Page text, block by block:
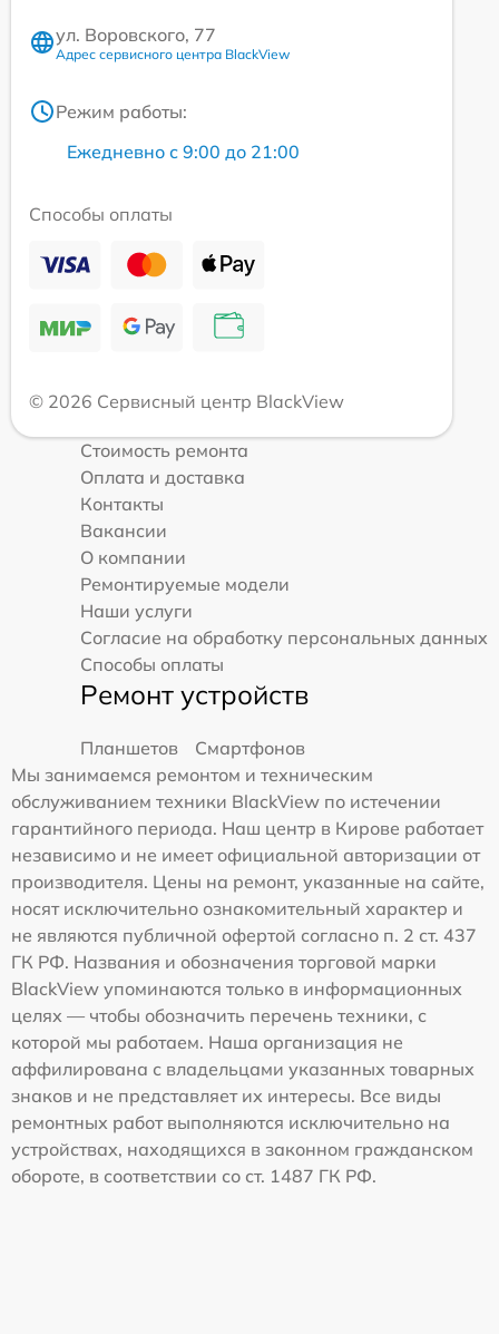
ул. Воровского, 77
Адрес сервисного центра BlackView
Режим работы:
Ежедневно с 9:00 до 21:00
Способы оплаты
© 2026 Сервисный центр BlackView
Стоимость ремонта
Оплата и доставка
Контакты
Вакансии
О компании
Ремонтируемые модели
Наши услуги
Согласие на обработку персональных данных
Способы оплаты
Ремонт устройств
Планшетов
Смартфонов
Мы занимаемся ремонтом и техническим
обслуживанием техники BlackView по истечении
гарантийного периода. Наш центр в Кирове работает
независимо и не имеет официальной авторизации от
производителя. Цены на ремонт, указанные на сайте,
носят исключительно ознакомительный характер и
не являются публичной офертой согласно п. 2 ст. 437
ГК РФ. Названия и обозначения торговой марки
BlackView упоминаются только в информационных
целях — чтобы обозначить перечень техники, с
которой мы работаем. Наша организация не
аффилирована с владельцами указанных товарных
знаков и не представляет их интересы. Все виды
ремонтных работ выполняются исключительно на
устройствах, находящихся в законном гражданском
обороте, в соответствии со ст. 1487 ГК РФ.